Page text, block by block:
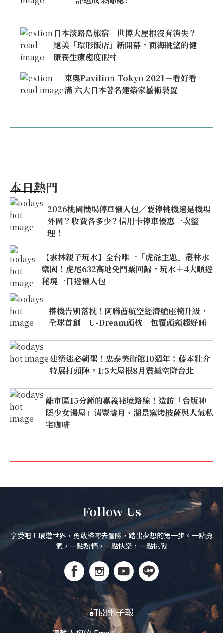
日本淡路島旅宿｜世博大屋根沒有消失？
絕美「環形飯店」新開幕，面海眺望的健
康養生療癒度假村
東奧Pavilion Tokyo 2021－看好看
滿 六大日本著名建築家藝術裝置
本日熱門
2026桃園機場停車懶人包／要停桃機還是機場
外圍？收費各多少？信用卡停車優惠一次整
理！
【雲林親子玩水】全台唯一「虎爺主題」叢林水
樂園！虎尾632高地免門票回歸，玩水＋4大順遊
秘境一日遊懶人包
搭機告別落枕！阿聯酋航空經濟艙座椅升級，
全球首創「U-Dream頭枕」包覆頭頸超好睡
建築迷必朝聖！忠泰美術館10週年：藤本壯介
特展打頭陣，1:5大屋根8月震撼空降台北
離市區15分鐘的嘉義祕境路線！造訪「台版神
隱少女湯屋」清豐濤月、湖景窯烤披薩與人氣私
宅咖啡
Follow Us
享受吧！環遊世界，勇敢歸零去冒險，踏出夢想的第一步。一點勇
氣，一點熱情，一點快樂，一點挑戰
訂閱電子報